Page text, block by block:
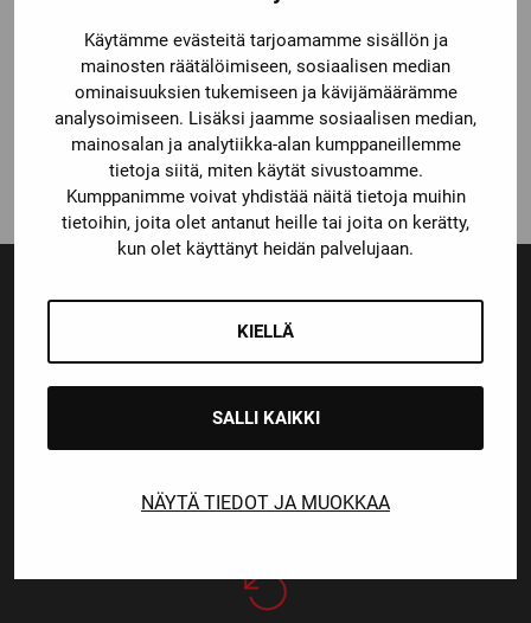
Käytämme evästeitä tarjoamamme sisällön ja
mainosten räätälöimiseen, sosiaalisen median
ominaisuuksien tukemiseen ja kävijämäärämme
analysoimiseen. Lisäksi jaamme sosiaalisen median,
mainosalan ja analytiikka-alan kumppaneillemme
tietoja siitä, miten käytät sivustoamme.
Kumppanimme voivat yhdistää näitä tietoja muihin
tietoihin, joita olet antanut heille tai joita on kerätty,
kun olet käyttänyt heidän palvelujaan.
KIELLÄ
SALLI KAIKKI
NÄYTÄ TIEDOT JA MUOKKAA
True
TRUE TF9
MAALIVAHDIN LUISTIN
599,00€Alkuperäinen
hinta
oli:
599,00 €.
449,00€Nykyinen
hinta
on:
449,00 €.
Nopeat toimitusajat